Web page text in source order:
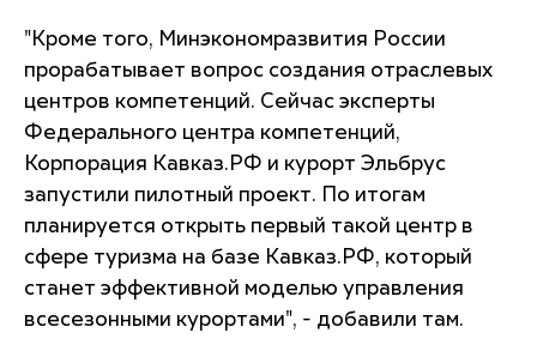
"Кроме того, Минэкономразвития России
прорабатывает вопрос создания отраслевых
центров компетенций. Сейчас эксперты
Федерального центра компетенций,
Корпорация Кавказ.РФ и курорт Эльбрус
запустили пилотный проект. По итогам
планируется открыть первый такой центр в
сфере туризма на базе Кавказ.РФ, который
станет эффективной моделью управления
всесезонными курортами", - добавили там.